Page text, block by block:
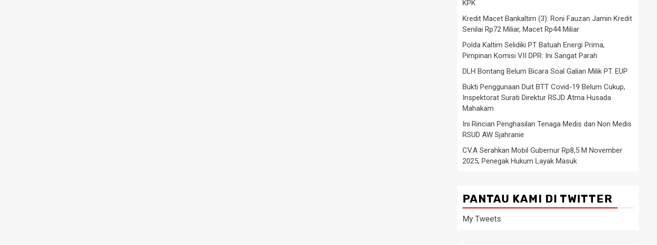
KPK
Kredit Macet Bankaltim (3): Roni Fauzan Jamin Kredit
Senilai Rp72 Miliar, Macet Rp44 Miliar
Polda Kaltim Selidiki PT Batuah Energi Prima,
Pimpinan Komisi VII DPR: Ini Sangat Parah
DLH Bontang Belum Bicara Soal Galian Milik PT. EUP
Bukti Penggunaan Duit BTT Covid-19 Belum Cukup,
Inspektorat Surati Direktur RSJD Atma Husada
Mahakam
Ini Rincian Penghasilan Tenaga Medis dan Non Medis
RSUD AW Sjahranie
CV.A Serahkan Mobil Gubernur Rp8,5 M November
2025, Penegak Hukum Layak Masuk
PANTAU KAMI DI TWITTER
My Tweets